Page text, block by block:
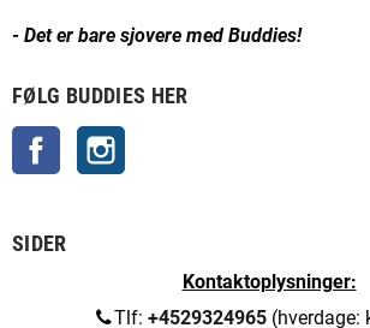
- Det er bare sjovere med Buddies!
FØLG BUDDIES HER
Facebook
SIDER
Kontaktoplysninger:
Tlf: +4529324965 (hverdage: